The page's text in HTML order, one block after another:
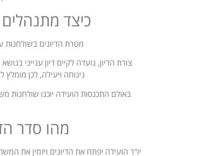
כיצד מתנהלים
מטרת הדיונים בשולחנות
צורת הדיון, נועדה לקיים דיון ענייני
נינוחה ויעילה, לכן
באולם התכנסות הועידה יוכנו שולחנות
מהו סדר
יו"ר הועידה יפתח את הדיונים ויזמין את